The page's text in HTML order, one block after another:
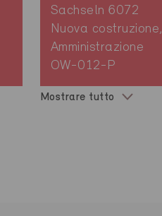
Sachseln 6072
Nuova costruzione,
Amministrazione
OW-012-P
Mostrare tutto